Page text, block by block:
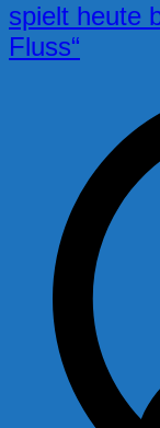
spielt heute
Fluss“